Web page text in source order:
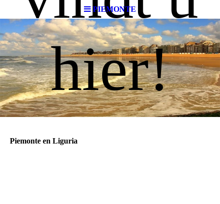
PIEMONTE
hier!
Piemonte en Liguria